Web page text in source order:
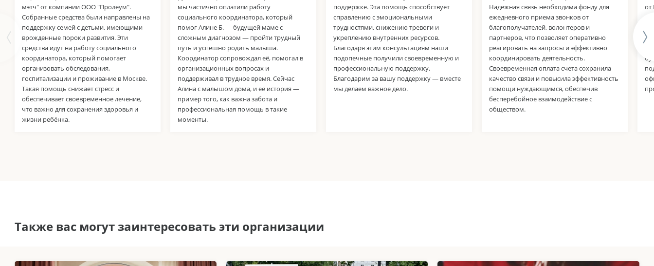
мэтч" от компании ООО "Пролеум".
Собранные средства были направлены на
поддержку семей с детьми, имеющими
врожденные пороки развития. Эти
средства идут на работу социального
координатора, который помогает
организовать обследования,
госпитализации и проживание в Москве.
Такая помощь снижает стресс и
обеспечивает своевременное лечение,
что важно для сохранения здоровья и
жизни ребёнка.
мы частично оплатили работу
социального координатора, который
помог Алине Б. — будущей маме с
сложным диагнозом — пройти трудный
путь и успешно родить малыша.
Координатор сопровождал её, помогал в
организационных вопросах и
поддерживал в трудное время. Сейчас
Алина с малышом дома, и её история —
пример того, как важна забота и
профессиональная помощь в такие
моменты.
поддержке. Эта помощь способствует
справлению с эмоциональными
трудностями, снижению тревоги и
укреплению внутренних ресурсов.
Благодаря этим консультациям наши
подопечные получили своевременную и
профессиональную поддержку.
Благодарим за вашу поддержку — вместе
мы делаем важное дело.
Надежная связь необходима фонду для
ежедневного приема звонков от
благополучателей, волонтеров и
партнеров, что позволяет оперативно
реагировать на запросы и эффективно
координировать деятельность.
Своевременная оплата счета сохранила
качество связи и повысила эффективность
помощи нуждающимся, обеспечив
бесперебойное взаимодействие с
обществом.
от
Также вас могут заинтересовать эти организации